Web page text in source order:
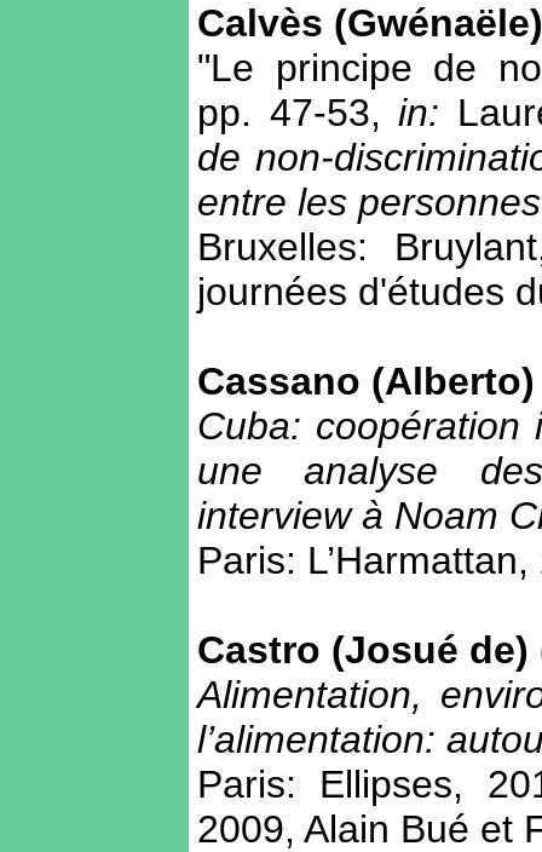
Calvès (Gwénaële)
"Le principe de
pp. 47-53,in:
de non-
entre les
Bruxelles:
journées d'études
Cassano (Alberto)
Cuba: coopération
une analyse
interview à Noam
Paris:
Castro (Josué
Alimentation,
l’alimentation:
Paris: Ellipses,
2009, Alain Bué et